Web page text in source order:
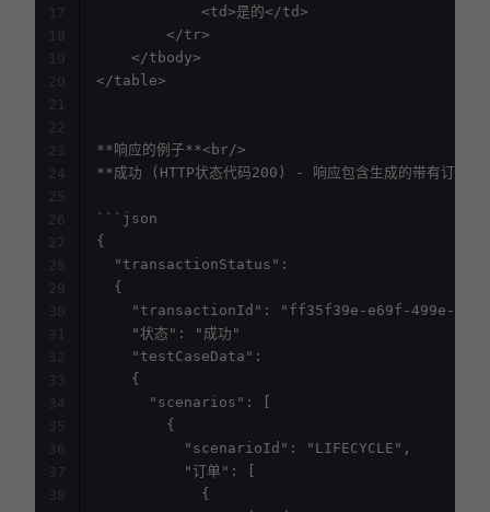
</table>
**响应的例子**<br/>
**成功 (HTTP状态代码200) - 响应包含生成的带有订单号
```json
{
  "transactionStatus":
  {
"transactionId": "ff35f39e-e69f-499e-
    "状态": "成功"
    "testCaseData":
    {
      "scenarios": [
        {
          "scenarioId": "LIFECYCLE",
          "订单": [
            {
17
18
19
20
21
22
23
24
25
26
27
28
29
30
31
32
33
34
35
36
37
38